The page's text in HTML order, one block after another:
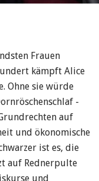
Frauen
kämpft Alice
Ohne sie würde
auf
und ökonomische
ist es, die
auf Rednerpulte
und